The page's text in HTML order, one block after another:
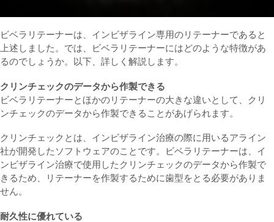
ビベラリテーナーは、インビザライン専用のリテーナーであると
上述しました。では、ビベラリテーナーにはどのような特徴があ
るのでしょうか。以下、詳しく解説します。
クリンチェックのデータから作製できる
ビベラリテーナーとほかのリテーナーの大きな違いとして、クリ
ンチェックのデータから作製できることがあげられます。
クリンチェックとは、インビザライン治療の際に用いるアライン
社が開発したソフトウェアのことです。ビベラリテーナーは、イ
ンビザライン治療で使用したクリンチェックのデータから作製で
きるため、リテーナーを作製するために歯型をとる必要がありま
せん。
耐久性に優れている